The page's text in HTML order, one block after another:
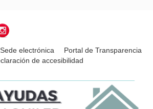
Sede electrónica
Portal de Transparencia
de accesibilidad